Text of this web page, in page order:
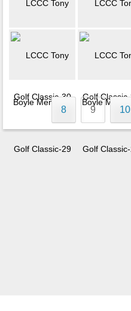
8 9 10